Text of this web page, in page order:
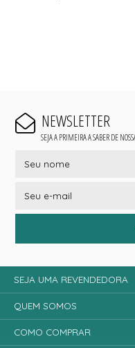
NEWSLETTER
SEJA A PRIMEIRA A SABER DE
SEJA UMA REVENDEDORA
QUEM SOMOS
COMO COMPRAR